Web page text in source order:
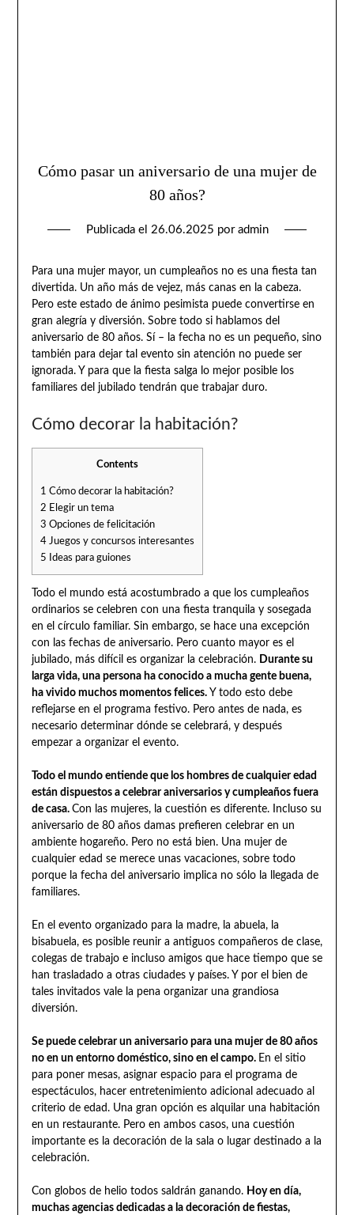
Cómo pasar un aniversario de una mujer de
80 años?
Publicada el 26.06.2025 por admin
Para una mujer mayor, un cumpleaños no es una fiesta tan
divertida. Un año más de vejez, más canas en la cabeza.
Pero este estado de ánimo pesimista puede convertirse en
gran alegría y diversión. Sobre todo si hablamos del
aniversario de 80 años. Sí – la fecha no es un pequeño, sino
también para dejar tal evento sin atención no puede ser
ignorada. Y para que la fiesta salga lo mejor posible los
familiares del jubilado tendrán que trabajar duro.
Cómo decorar la habitación?
Contents
1 Cómo decorar la habitación?
2 Elegir un tema
3 Opciones de felicitación
4Juegos y concursos interesantes
5 Ideas para guiones
Todo el mundo está acostumbrado a que los cumpleaños
ordinarios se celebren con una fiesta tranquila y sosegada
en el círculo familiar. Sin embargo, se hace una excepción
con las fechas de aniversario. Pero cuanto mayor es el
jubilado, más difícil es organizar la celebración. Durante su
larga vida, una persona ha conocido a mucha gente buena,
ha vivido muchos momentos felices. Y todo esto debe
reflejarse en el programa festivo. Pero antes de nada, es
necesario determinar dónde se celebrará, y después
empezar a organizar el evento.
Todo el mundo entiende que los hombres de cualquier edad
están dispuestos a celebrar aniversarios y cumpleaños fuera
de casa. Con las mujeres, la cuestión es diferente. Incluso su
aniversario de 80 años damas prefieren celebrar en un
ambiente hogareño. Pero no está bien. Una mujer de
cualquier edad se merece unas vacaciones, sobre todo
porque la fecha del aniversario implica no sólo la llegada de
familiares.
En el evento organizado para la madre, la abuela, la
bisabuela, es posible reunir a antiguos compañeros de clase,
colegas de trabajo e incluso amigos que hace tiempo que se
han trasladado a otras ciudades y países. Y por el bien de
tales invitados vale la pena organizar una grandiosa
diversión.
Se puede celebrar un aniversario para una mujer de 80 años
no en un entorno doméstico, sino en el campo. En el sitio
para poner mesas, asignar espacio para el programa de
espectáculos, hacer entretenimiento adicional adecuado al
criterio de edad. Una gran opción es alquilar una habitación
en un restaurante. Pero en ambos casos, una cuestión
importante es la decoración de la sala o lugar destinado a la
celebración.
Con globos de helio todos saldrán ganando. Hoy en día,
muchas agencias dedicadas a la decoración de fiestas,